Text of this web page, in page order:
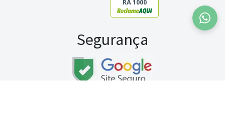
RA 1000
Segurança